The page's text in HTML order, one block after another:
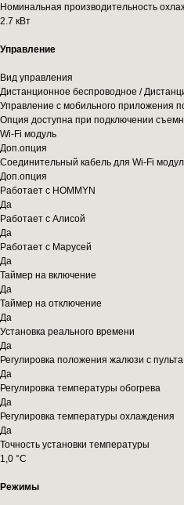
Номинальная производительность
2.7 кВт
Управление
Вид управления
Дистанционное беспроводное /
Управление c мобильного приложения
Опция доступна при подключении
Wi-Fi модуль
Доп.опция
Соединительный кабель для Wi-Fi
Доп.опция
Работает с HOMMYN
Да
Работает с Алисой
Да
Работает с Марусей
Да
Таймер на включение
Да
Таймер на отключение
Да
Установка реального времени
Да
Регулировка положения жалюзи с пульта
Да
Регулировка температуры обогрева
Да
Регулировка температуры охлаждения
Да
Точность установки температуры
1,0 °С
Режимы